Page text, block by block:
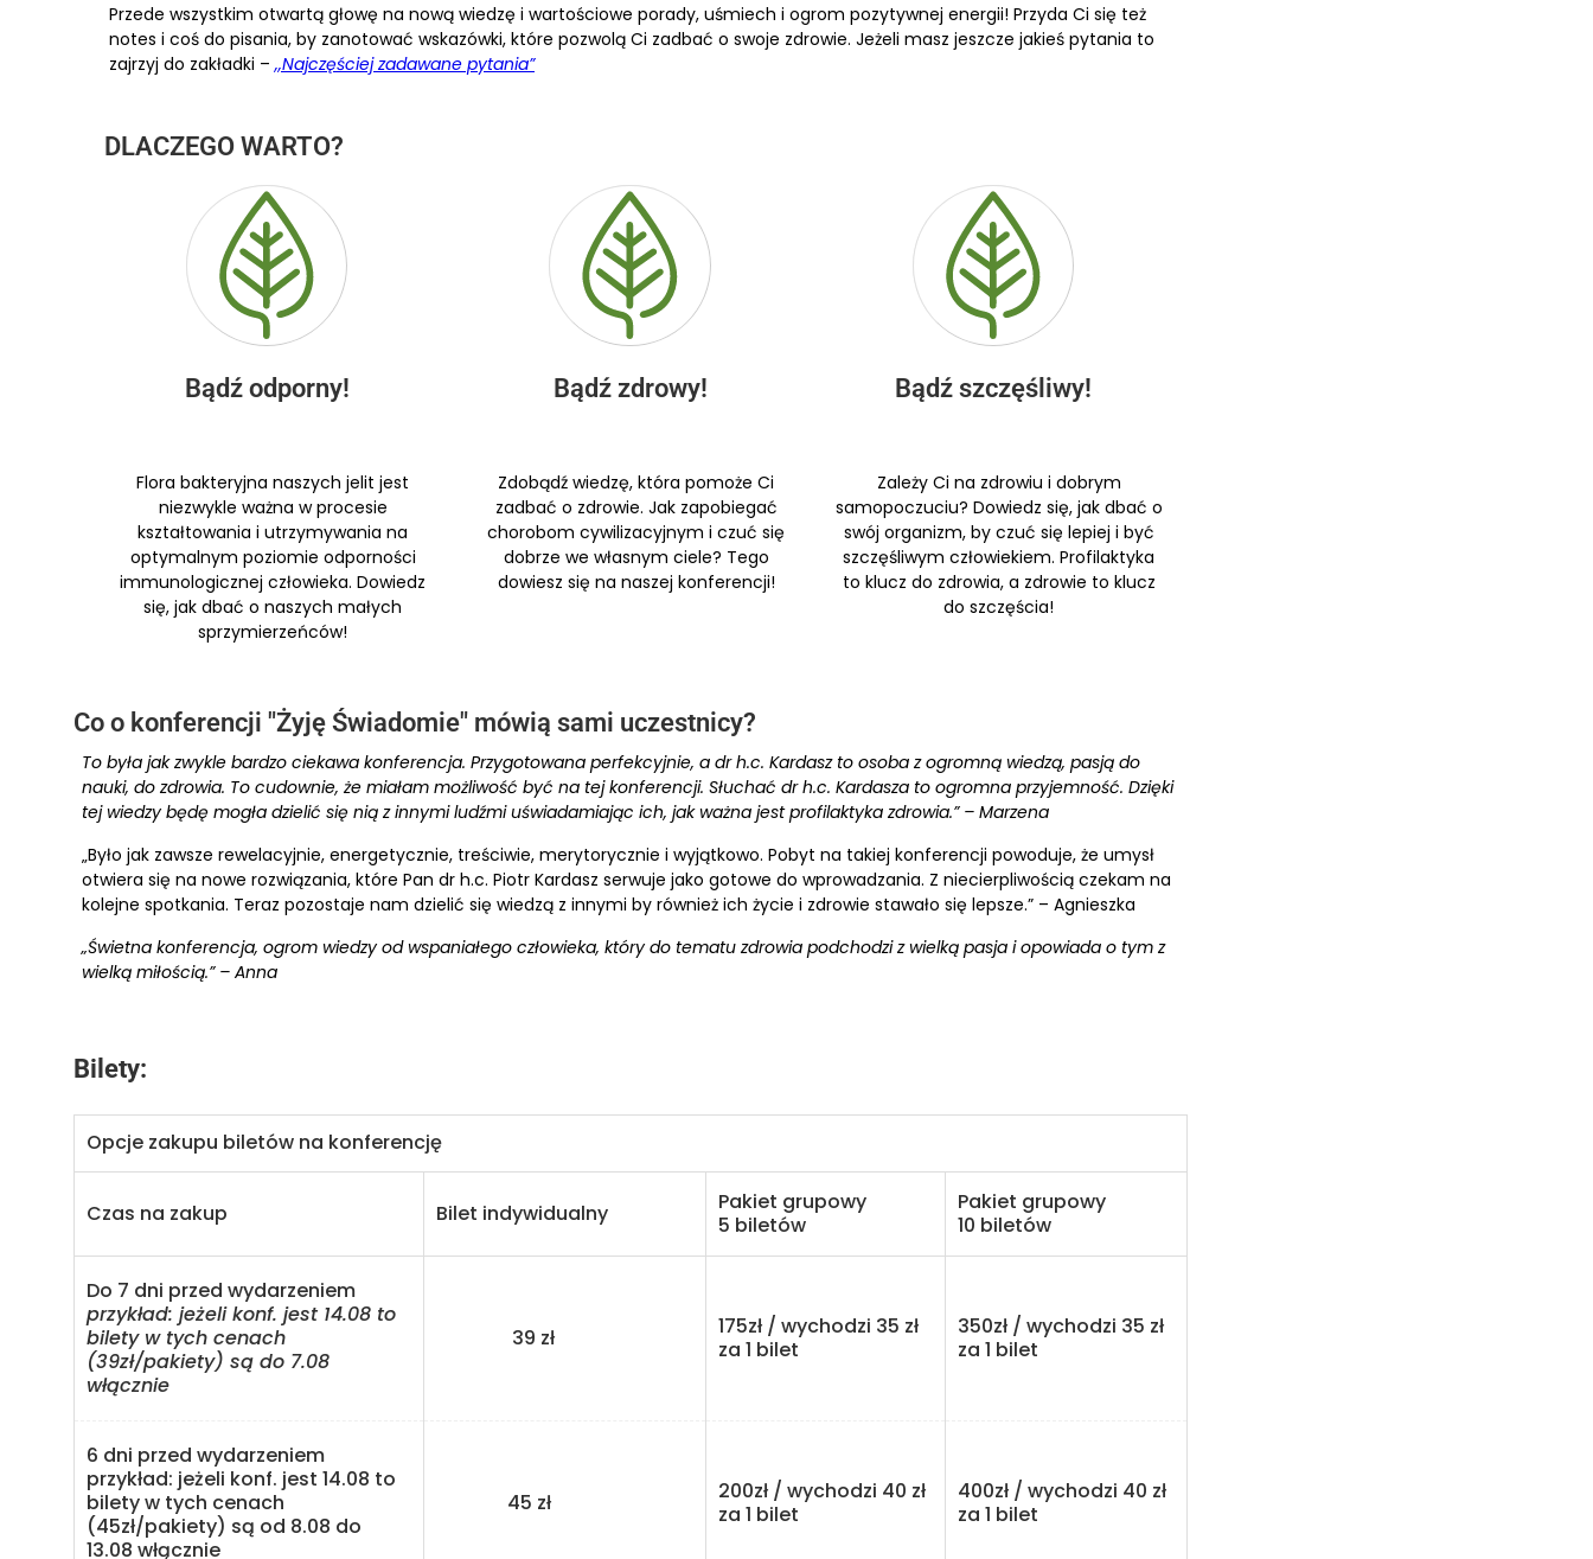
Przede wszystkim otwartą głowę na nową wiedzę i wartościowe porady, uśmiech i ogrom pozytywnej energii! Przyda Ci się też
notes i coś do pisania, by zanotować wskazówki, które pozwolą Ci zadbać o swoje zdrowie. Jeżeli masz jeszcze jakieś pytania to
zajrzyj do zakładki – ,,Najczęściej zadawane pytania”
DLACZEGO WARTO?
Bądź odporny!
Flora bakteryjna naszych jelit jest
niezwykle ważna w procesie
kształtowania i utrzymywania na
optymalnym poziomie odporności
immunologicznej człowieka. Dowiedz
się, jak dbać o naszych małych
sprzymierzeńców!
Bądź zdrowy!
Zdobądź wiedzę, która pomoże Ci
zadbać o zdrowie. Jak zapobiegać
chorobom cywilizacyjnym i czuć się
dobrze we własnym ciele? Tego
dowiesz się na naszej konferencji!
Bądź szczęśliwy!
Zależy Ci na zdrowiu i dobrym
samopoczuciu? Dowiedz się, jak dbać o
swój organizm, by czuć się lepiej i być
szczęśliwym człowiekiem. Profilaktyka
to klucz do zdrowia, a zdrowie to klucz
do szczęścia!
Co o konferencji "Żyję Świadomie" mówią sami uczestnicy?
To była jak zwykle bardzo ciekawa konferencja. Przygotowana perfekcyjnie, a dr h.c. Kardasz to osoba z ogromną wiedzą, pasją do
nauki, do zdrowia. To cudownie, że miałam możliwość być na tej konferencji. Słuchać dr h.c. Kardasza to ogromna przyjemność. Dzięki
tej wiedzy będę mogła dzielić się nią z innymi ludźmi uświadamiając ich, jak ważna jest profilaktyka zdrowia.” – Marzena
„Było jak zawsze rewelacyjnie, energetycznie, treściwie, merytorycznie i wyjątkowo. Pobyt na takiej konferencji powoduje, że umysł
otwiera się na nowe rozwiązania, które Pan dr h.c. Piotr Kardasz serwuje jako gotowe do wprowadzania. Z niecierpliwością czekam na
kolejne spotkania. Teraz pozostaje nam dzielić się wiedzą z innymi by również ich życie i zdrowie stawało się lepsze.” – Agnieszka
„Świetna konferencja, ogrom wiedzy od wspaniałego człowieka, który do tematu zdrowia podchodzi z wielką pasja i opowiada o tym z
wielką miłością.” – Anna
Bilety:
Opcje zakupu biletów na konferencję
Czas na zakup Bilet indywidualny
Pakiet grupowy
5 biletów
Pakiet grupowy
10 biletów
Do 7 dni przed wydarzeniem
przykład: jeżeli konf. jest 14.08 to
bilety w tych cenach
(39zł/pakiety) są do 7.08
włącznie
39 zł
175zł / wychodzi 35 zł
za 1 bilet
350zł / wychodzi 35 zł
za 1 bilet
6 dni przed wydarzeniem
przykład: jeżeli konf. jest 14.08 to
bilety w tych cenach
(45zł/pakiety) są od 8.08 do
13.08 włącznie
45 zł
200zł / wychodzi 40 zł
za 1 bilet
400zł / wychodzi 40 zł
za 1 bilet